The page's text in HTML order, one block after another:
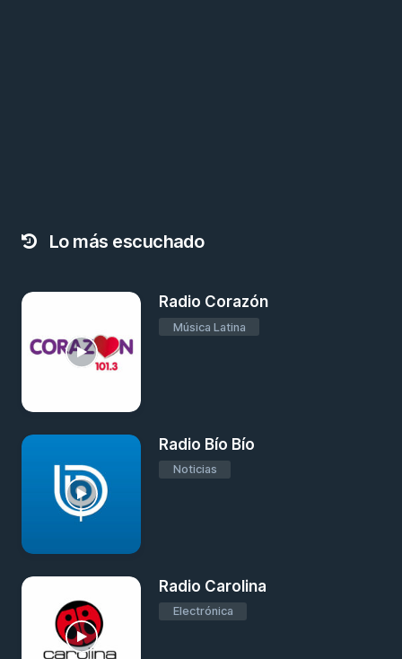
Lo más escuchado
Radio Corazón
Música Latina
Radio Bío Bío
Noticias
Radio Carolina
Electrónica